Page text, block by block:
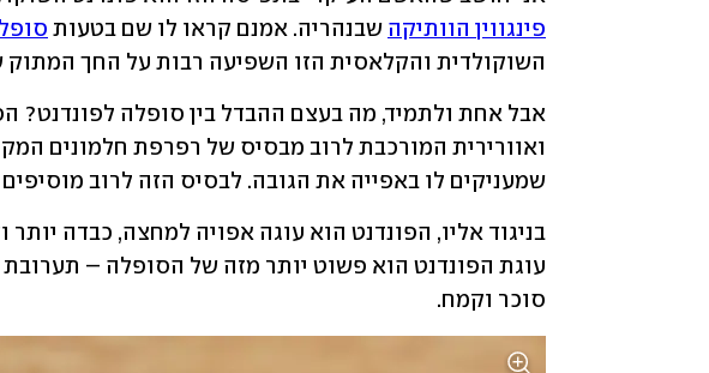
פינגווין הוותיקה שבנהריה. אמנם קראו לו שם בטעות
השוקולדית והקלאסית הזו השפיעה רבות על החך המתוק
שמעניקים לו באפייה את הגובה. לבסיס הזה לרוב
סוכר וקמח.